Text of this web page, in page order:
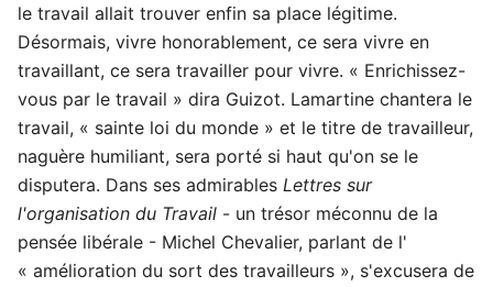
le travail allait trouver enfin sa place légitime.
Désormais, vivre honorablement, ce sera vivre en
travaillant, ce sera travailler pour vivre. « Enrichissez-
vous par le travail » dira Guizot. Lamartine chantera le
travail, « sainte loi du monde » et le titre de travailleur,
naguère humiliant, sera porté si haut qu'on se le
disputera. Dans ses admirables Lettres sur
l'organisation du Travail - un trésor méconnu de la
pensée libérale - Michel Chevalier, parlant de l'
« amélioration du sort des travailleurs », s'excusera de